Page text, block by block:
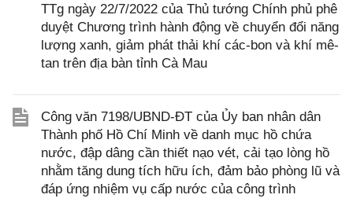
TTg ngày 22/7/2022 của Thủ tướng Chính phủ phê
duyệt Chương trình hành động về chuyển đổi năng
lượng xanh, giảm phát thải khí các-bon và khí mê-
tan trên địa bàn tỉnh Cà Mau
Công văn 7198/UBND-ĐT của Ủy ban nhân dân
Thành phố Hồ Chí Minh về danh mục hồ chứa
nước, đập dâng cần thiết nạo vét, cải tạo lòng hồ
nhằm tăng dung tích hữu ích, đảm bảo phòng lũ và
đáp ứng nhiệm vụ cấp nước của công trình